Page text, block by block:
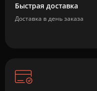
Быстрая доставка
Доставка в день заказа